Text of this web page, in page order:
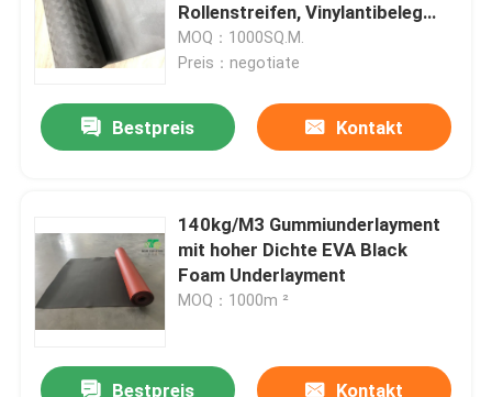
Startseite
Über uns
Rollenstreifen, Vinylantibeleg
EVA Acoustic Underlay
MOQ：1000SQ.M.
Preis：negotiate
Bestpreis Kontakt
140kg/M3 Gummiunderlayment
mit hoher Dichte EVA Black
Foam Underlayment
MOQ：1000m ²
Bestpreis Kontakt